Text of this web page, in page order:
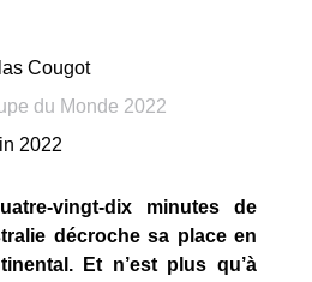
Cougot
du Monde 2022
2022
vingt-dix minutes de
décroche sa place en
Et n’est plus qu’à